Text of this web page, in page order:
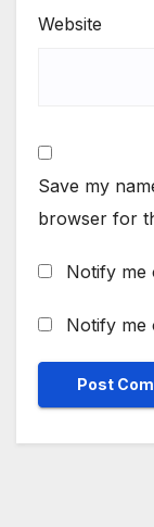
Website
Save my
browser for
Notify me
Notify me